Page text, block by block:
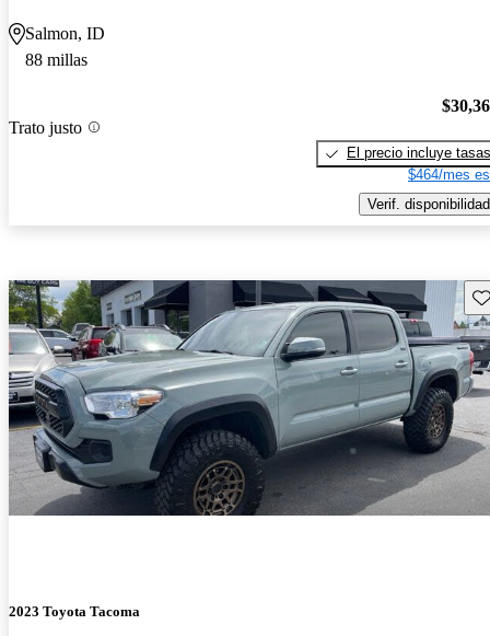
Salmon, ID
88 millas
Trato justo
El precio incluye tasas
$464/mes
Verif. disponibilidad
2023 Toyota Tacoma